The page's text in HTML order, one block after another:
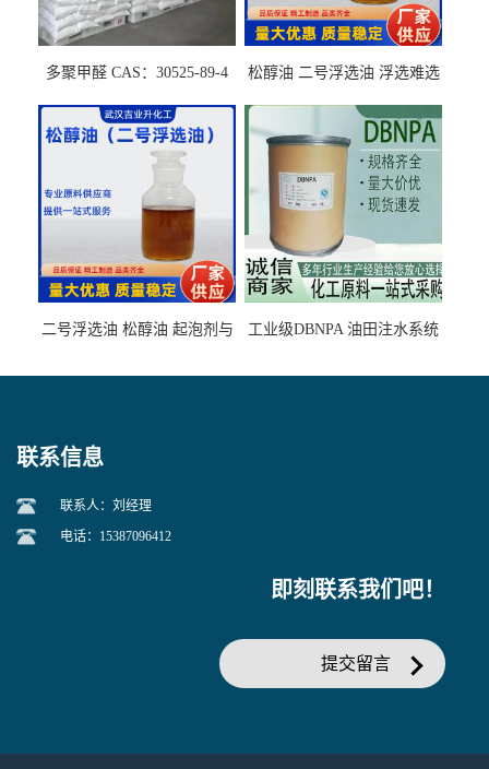
多聚甲醛 CAS：30525-89-4
松醇油 二号浮选油 浮选难选
二号浮选油 松醇油 起泡剂与
工业级DBNPA 油田注水系统
联系信息
联系人：刘经理
电话：15387096412
即刻联系我们吧！
提交留言